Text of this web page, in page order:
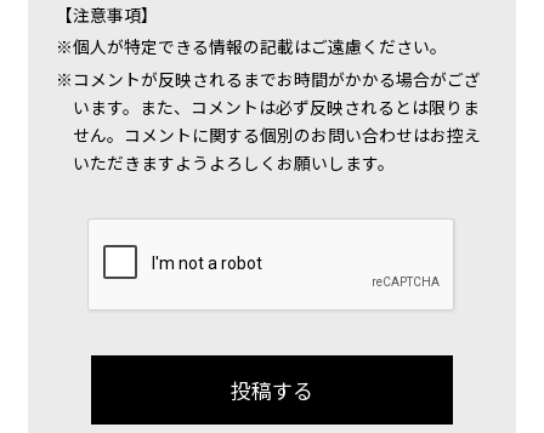
【注意事項】
個人が特定できる情報の記載はご遠慮ください。
コメントが反映されるまでお時間がかかる場合がござ
います。また、コメントは必ず反映されるとは限りま
せん。コメントに関する個別のお問い合わせはお控え
いただきますようよろしくお願いします。